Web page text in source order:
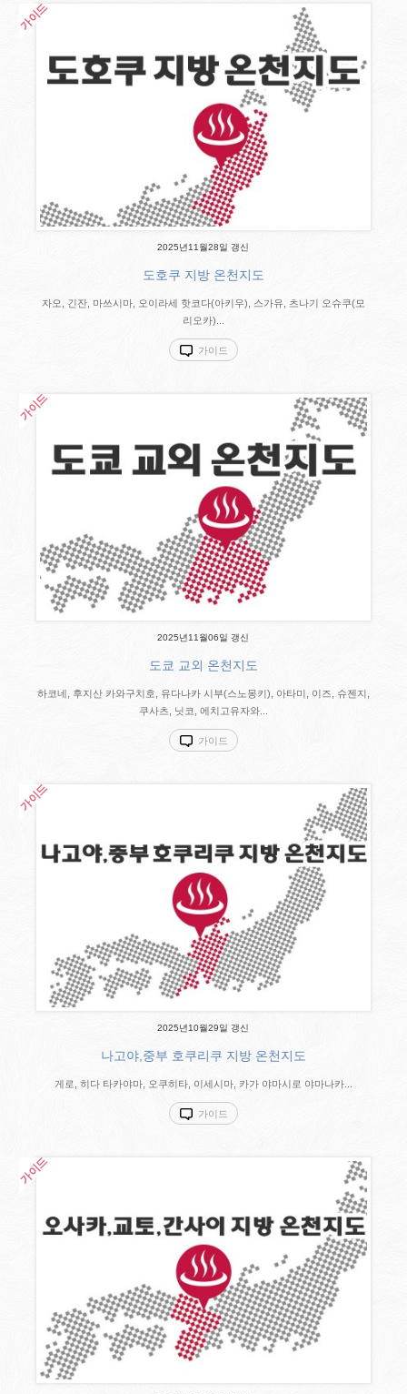
2025년11월28일 갱신
도호쿠 지방 온천지도
자오, 긴잔, 마쓰시마, 오이라세 핫코다(아키우), 스가유, 츠나기 오슈쿠(모
리오카)...
가이드
2025년11월06일 갱신
도쿄 교외 온천지도
하코네, 후지산 카와구치호, 유다나카 시부(스노몽키), 아타미, 이즈, 슈젠지,
쿠사츠, 닛코, 에치고유자와...
가이드
2025년10월29일 갱신
나고야,중부 호쿠리쿠 지방 온천지도
게로, 히다 타카야마, 오쿠히타, 이세시마, 카가 야마시로 야마나카...
가이드